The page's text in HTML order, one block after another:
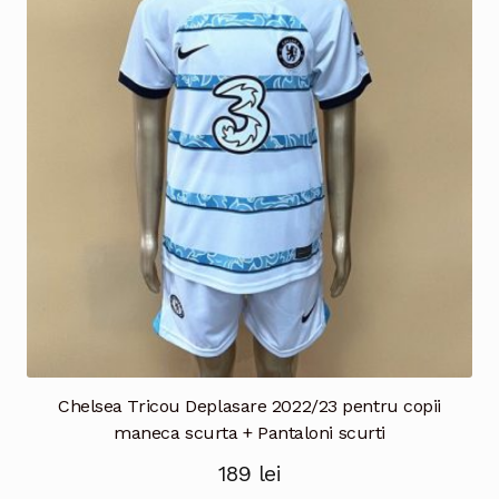
Opțiunile
pot
fi
alese
în
produsului.
Chelsea Tricou Deplasare 2022/23 pentru copii
maneca scurta + Pantaloni scurti
189 lei